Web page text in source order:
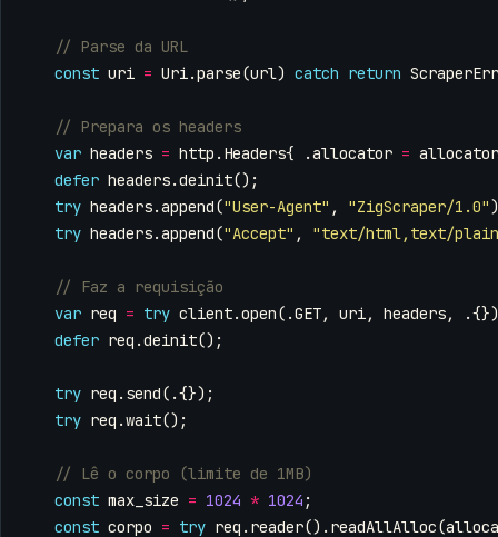
const uri = Uri.parse(url) catch return
var headers = http . Headers{ .allocator = allocator
defer headers.deinit();
try headers.append("User-Agent" , "ZigScraper/1.0"
try headers.append("Accept" , "text/html,text/
var req = try client.open(.GET, uri, headers,
defer req .deinit();
try req . send(.{});
try req .wait();
const max_size = 1024 * 1024 ;
const corpo = try req . reader(). readAllAlloc(